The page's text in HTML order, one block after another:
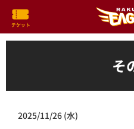
そ
2025/11/26 (水)